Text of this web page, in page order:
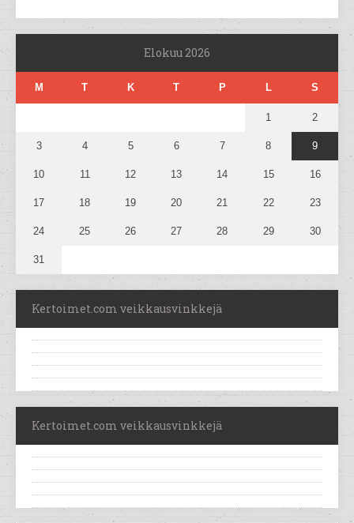
Elokuu 2026
M T K T P L S
1 2
3 4 5 6 7 8 9
10 11 12 13 14 15 16
17 18 19 20 21 22 23
24 25 26 27 28 29 30
31
Kertoimet.com veikkausvinkkejä
Kertoimet.com veikkausvinkkejä